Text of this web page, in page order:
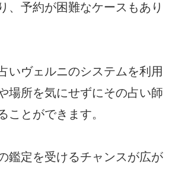
、予約が困難なケースもあり
いヴェルニのシステムを利用
場所を気にせずにその占い師
ことができます。
鑑定を受けるチャンスが広が